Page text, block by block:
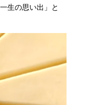
生の思い出」と